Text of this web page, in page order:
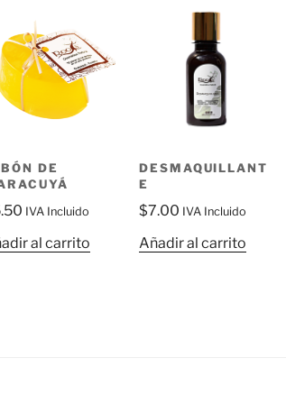
DE
IVA Incluido
al carrito
DESMAQUILLANT
E
$7.00 IVA Incluido
Añadir al carrito